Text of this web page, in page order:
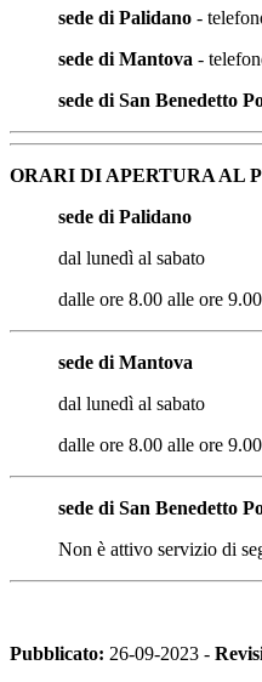
sede di Palidano -
sede di Mantova -
sede di San Benedetto
ORARI DI APERTURA AL
sede di Palidano
dal lunedì al sabato
dalle ore 8.00 alle ore
sede di Mantova
dal lunedì al sabato
dalle ore 8.00 alle ore
sede di San Benedetto
Non è attivo servizio di
Pubblicato: 26-09-2023 -